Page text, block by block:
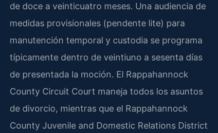
de doce a veinticuatro meses. Una audiencia de
medidas provisionales (pendente lite) para
manutención temporal y custodia se programa
típicamente dentro de veintiuno a sesenta días
de presentada la moción. El Rappahannock
County Circuit Court maneja todos los asuntos
de divorcio, mientras que el Rappahannock
County Juvenile and Domestic Relations District